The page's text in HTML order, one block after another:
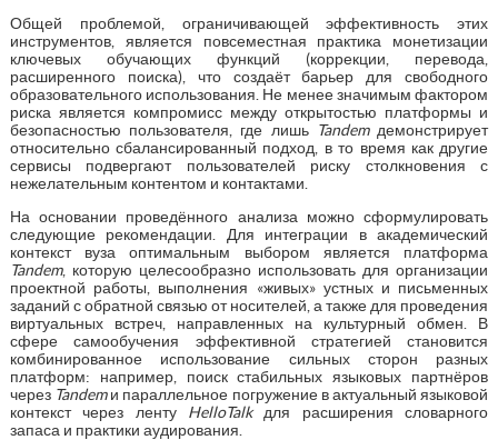
Общей проблемой, ограничивающей эффективность этих
инструментов, является повсеместная практика монетизации
ключевых обучающих функций (коррекции, перевода,
расширенного поиска), что создаёт барьер для свободного
образовательного использования. Не менее значимым фактором
риска является компромисс между открытостью платформы и
безопасностью пользователя, где лишь Tandemдемонстрирует
относительно сбалансированный подход, в то время как другие
сервисы подвергают пользователей риску столкновения с
нежелательным контентом и контактами.
На основании проведённого анализа можно сформулировать
следующие рекомендации. Для интеграции в академический
контекст вуза оптимальным выбором является платформа
Tandem, которую целесообразно использовать для организации
проектной работы, выполнения «живых» устных и письменных
заданий с обратной связью от носителей, а также для проведения
виртуальных встреч, направленных на культурный обмен. В
сфере самообучения эффективной стратегией становится
комбинированное использование сильных сторон разных
платформ: например, поиск стабильных языковых партнёров
через Tandemи параллельное погружение в актуальный языковой
контекст через ленту HelloTalkдля расширения словарного
запаса и практики аудирования.